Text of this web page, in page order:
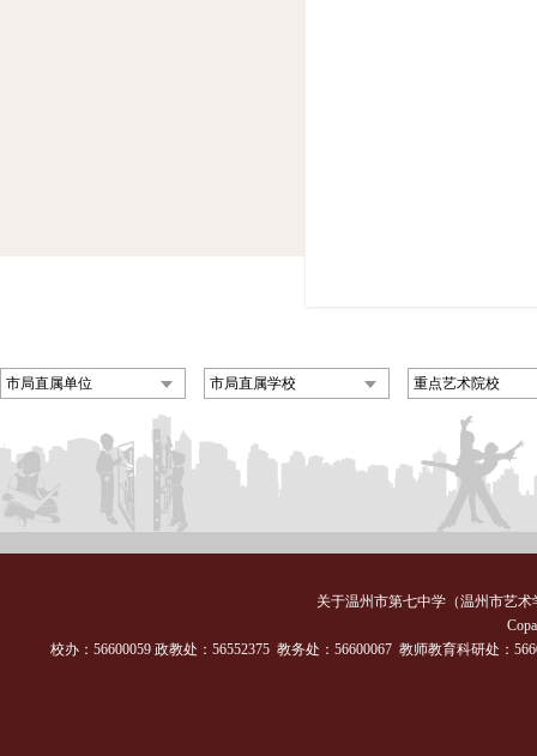
市局直属单位 市局直属学校 重点艺术院校
关于温州市第七中学（温州市艺
校办：56600059 政教处：56552375 教务处：56600067 教师教育科研处：